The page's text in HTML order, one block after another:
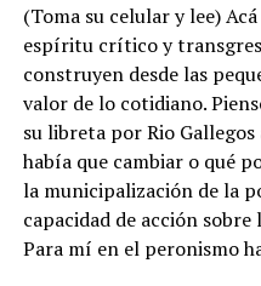
(Toma su celular y lee)
espíritu crítico y
construyen desde las
valor de lo cotidiano.
su libreta por Rio
había que cambiar o qué
la municipalización de la
capacidad de acción sobre
Para mí en el peronismo